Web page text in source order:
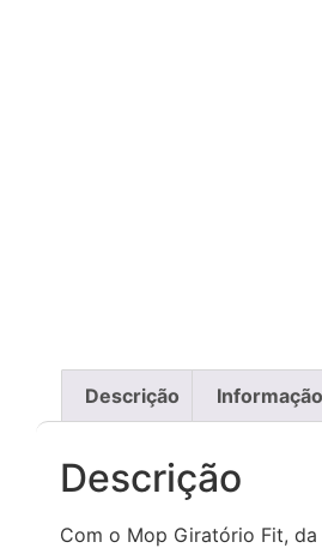
Descrição
Descrição
Com o Mop Giratório Fit,